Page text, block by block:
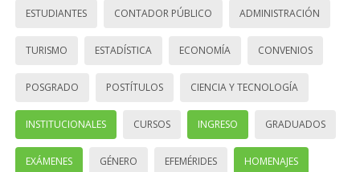
ESTUDIANTES CONTADOR PÚBLICO ADMINISTRACIÓN
TURISMO ESTADÍSTICA ECONOMÍA CONVENIOS
POSGRADO POSTÍTULOS CIENCIA Y TECNOLOGÍA
INSTITUCIONALES CURSOS INGRESO GRADUADOS
EXÁMENES GÉNERO EFEMÉRIDES HOMENAJES